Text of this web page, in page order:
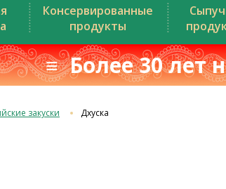
Консервированные
продукты
≡ Более 30 лет
закуски Дхуска